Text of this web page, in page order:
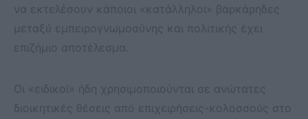
να εκτελέσουν κάποιοι «κατάλληλοι» βαρκάρηδες
μεταξύ εμπειρογνωμοσύνης και πολιτικής έχει
επιζήμιο αποτέλεσμα.
Οι «ειδικοί» ήδη χρησιμοποιούνται σε ανώτατες
διοικητικές θέσεις από επιχειρήσεις-κολοσσούς στο